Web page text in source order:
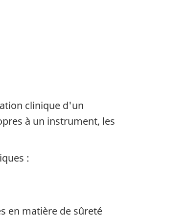
clinique d'un
à un instrument, les
:
en matière de sûreté